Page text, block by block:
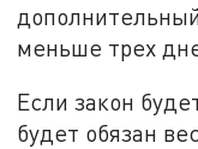
меньше трех
Если закон
будет обязан